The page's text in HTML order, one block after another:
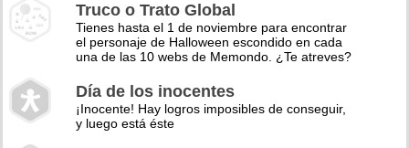
Truco o Trato Global
Tienes hasta el 1 de noviembre para encontrar
el personaje de Halloween escondido en cada
una de las 10 webs de Memondo. ¿Te atreves?
Día de los inocentes
¡Inocente! Hay logros imposibles de conseguir,
y luego está éste